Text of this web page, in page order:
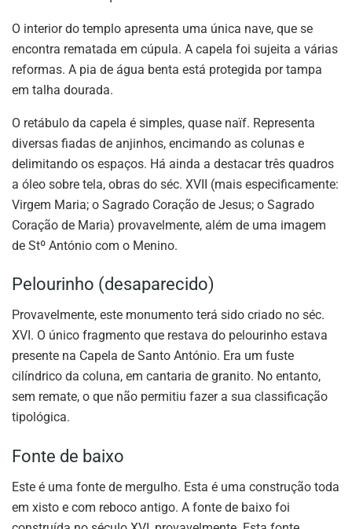
O interior do templo apresenta uma única nave, que se
encontra rematada em cúpula. A capela foi sujeita a várias
reformas. A pia de água benta está protegida por tampa
em talha dourada.
O retábulo da capela é simples, quase naïf. Representa
diversas fiadas de anjinhos, encimando as colunas e
delimitando os espaços. Há ainda a destacar três quadros
a óleo sobre tela, obras do séc. XVII (mais especificamente:
Virgem Maria; o Sagrado Coração de Jesus; o Sagrado
Coração de Maria) provavelmente, além de uma imagem
de Stº António com o Menino.
Pelourinho (desaparecido)
Provavelmente, este monumento terá sido criado no séc.
XVI. O único fragmento que restava do pelourinho estava
presente na Capela de Santo António. Era um fuste
cilíndrico da coluna, em cantaria de granito. No entanto,
sem remate, o que não permitiu fazer a sua classificação
tipológica.
Fonte de baixo
Este é uma fonte de mergulho. Esta é uma construção toda
em xisto e com reboco antigo. A fonte de baixo foi